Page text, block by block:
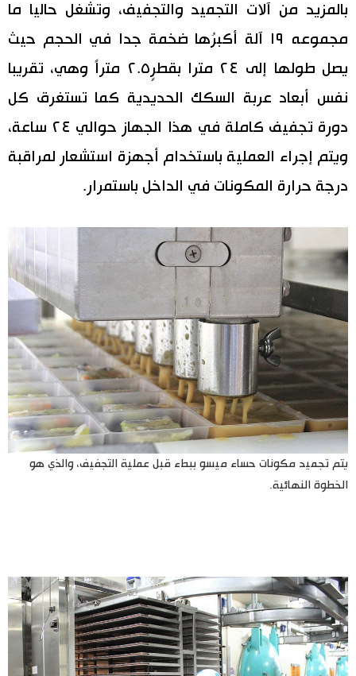
بالمزيد من آلات التجميد والتجفيف، وتشغل حاليا ما
مجموعه ١٩ آلة أكبرُها ضخمة جدا في الحجم حيث
يصل طولها إلى ٢٤ مترا بقطرٍ٢.٥ متراً وهي، تقريبا
نفس أبعاد عربة السكك الحديدية كما تستغرق كل
دورة تجفيف كاملة في هذا الجهاز حوالي ٢٤ ساعة،
ويتم إجراء العملية باستخدام أجهزة استشعار لمراقبة
درجة حرارة المكونات في الداخل باستمرار.
يتم تجميد مكونات حساء ميسو ببطء قبل عملية التجفيف، والذي هو
الخطوة النهائية.